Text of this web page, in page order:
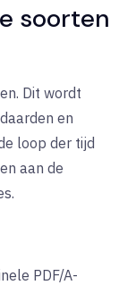
soorten
Dit wordt
en
loop der tijd
aan de
PDF/A-